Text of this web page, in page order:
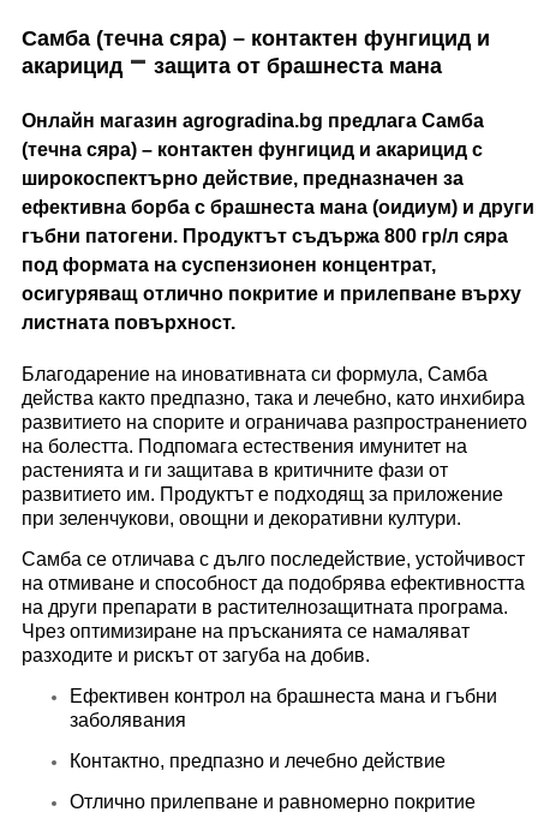
Самба (течна сяра) – контактен фунгицид и
акарицид – защита от брашнеста мана
Онлайн магазин agrogradina.bg предлага Самба
(течна сяра) – контактен фунгицид и акарицид с
широкоспектърно действие, предназначен за
ефективна борба с брашнеста мана (оидиум) и други
гъбни патогени. Продуктът съдържа 800 гр/л сяра
под формата на суспензионен концентрат,
осигуряващ отлично покритие и прилепване върху
листната повърхност.
Благодарение на иновативната си формула, Самба
действа както предпазно, така и лечебно, като инхибира
развитието на спорите и ограничава разпространението
на болестта. Подпомага естествения имунитет на
растенията и ги защитава в критичните фази от
развитието им. Продуктът е подходящ за приложение
при зеленчукови, овощни и декоративни култури.
Самба се отличава с дълго последействие, устойчивост
на отмиване и способност да подобрява ефективността
на други препарати в растителнозащитната програма.
Чрез оптимизиране на пръсканията се намаляват
разходите и рискът от загуба на добив.
Ефективен контрол на брашнеста мана и гъбни
заболявания
Контактно, предпазно и лечебно действие
Отлично прилепване и равномерно покритие